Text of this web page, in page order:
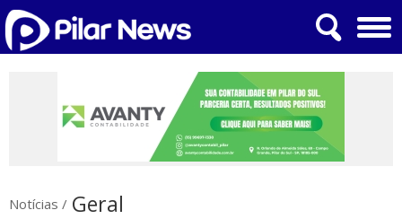
Notícias / Geral